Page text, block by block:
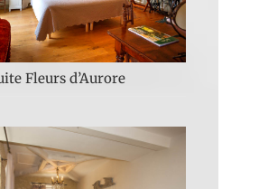
Fleurs d’Aurore